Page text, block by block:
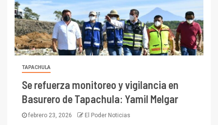
TAPACHULA
Se refuerza monitoreo y vigilancia en
Basurero de Tapachula: Yamil Melgar
febrero 23, 2026 El Poder Noticias